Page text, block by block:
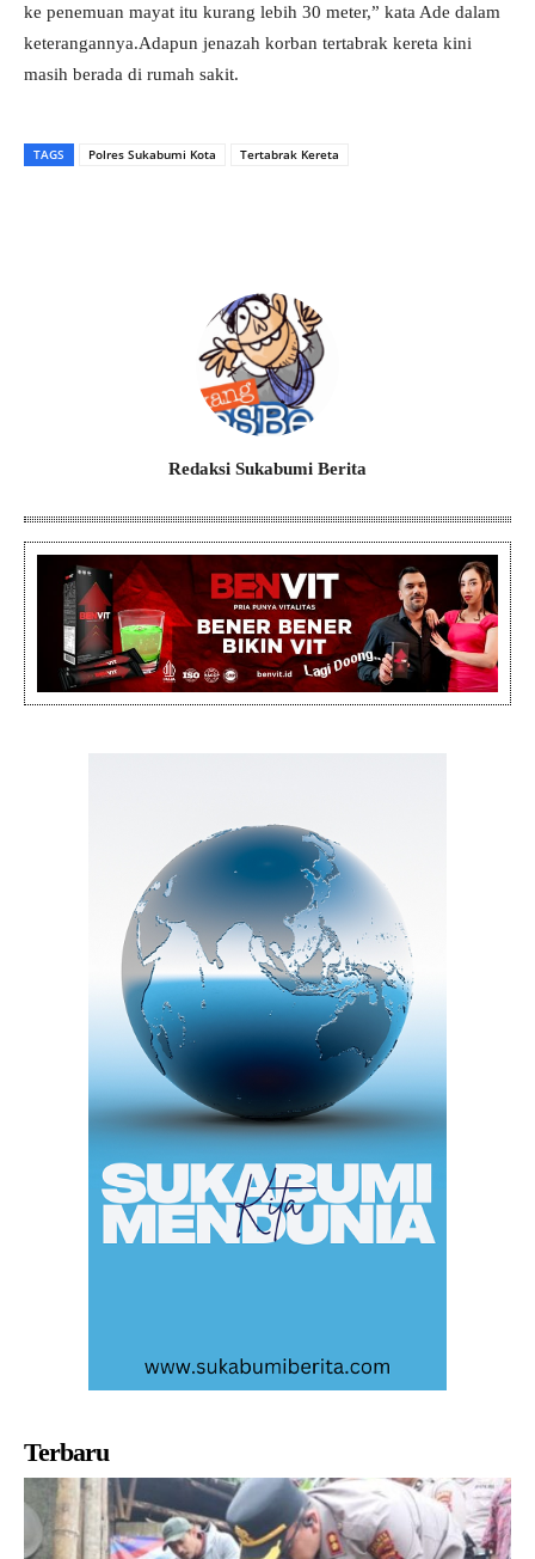
ke penemuan mayat itu kurang lebih 30 meter,” kata Ade dalam
keterangannya.Adapun jenazah korban tertabrak kereta kini
masih berada di rumah sakit.
TAGS Polres Sukabumi Kota Tertabrak Kereta
Redaksi Sukabumi Berita
Terbaru